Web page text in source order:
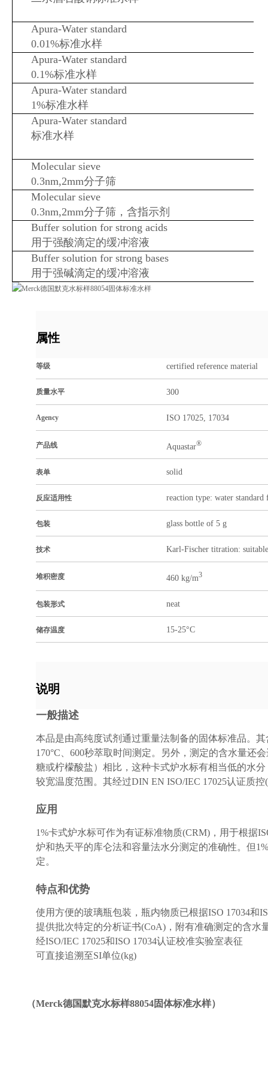
Apura-Water standard
0.01%标准水样
Apura-Water standard
0.1%标准水样
Apura-Water standard
1%标准水样
Apura-Water standard
标准水样
Molecular sieve
0.3nm,2mm分子筛
Molecular sieve
0.3nm,2mm分子筛，含指示剂
Buffer solution for strong acids
用于强酸滴定的缓冲溶液
Buffer solution for strong bases
用于强碱滴定的缓冲溶液
属性
等级 certified reference material
质量水平 300
Agency ISO 17025, 17034
产品线 Aquastar®
表单 solid
反应适用性 reaction type: water
包装 glass bottle of 5 g
技术 Karl-Fischer titration: suitable
堆积密度 460 kg/m3
包装形式 neat
储存温度 15-25°C
说明
一般描述
本品是由高纯度试剂通过重量法制备的固体标准品。
170°C、600秒萃取时间测定。另外，测定的含水量还
糖或柠檬酸盐）相比，这种卡式炉水标有相当低的水
较宽温度范围。其经过DIN EN ISO/IEC 17025认证质
应用
1%卡式炉水标可作为有证标准物质(CRM)，用于根据
炉和热天平的库仑法和容量法水分测定的准确性。但
定。
特点和优势
使用方便的玻璃瓶包装，瓶内物质已根据ISO 17034和
提供批次特定的分析证书(CoA)，附有准确测定的含
经ISO/IEC 17025和ISO 17034认证校准实验室表征
可直接追溯至SI单位(kg)
（Merck德国默克水标样88054固体标准水样）